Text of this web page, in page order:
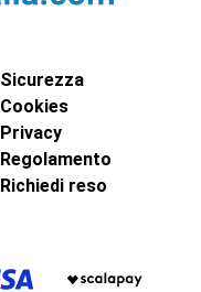
Sicurezza
Cookies
Privacy
Regolamento
Richiedi reso